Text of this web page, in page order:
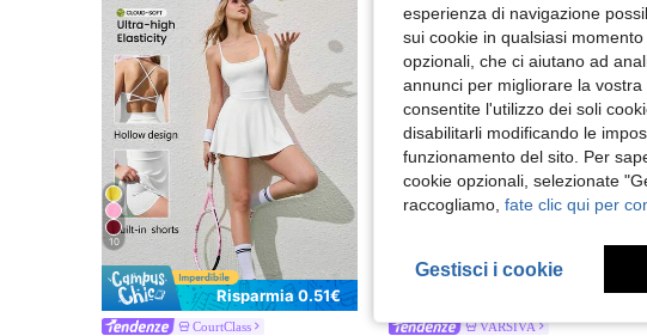
10
Risparmia 0.51€
CourtClass
Risparmia 5.82€
VARSIVA
esperienza di navigazione
sui cookie in qualsiasi
opzionali, che ci aiutano ad
annunci per migliorare la
consentite l'utilizzo dei soli
disabilitarli modificando le
funzionamento del sito. Per
cookie opzionali, selezionate
raccogliamo, fate clic qui per
Gestisci i cookie